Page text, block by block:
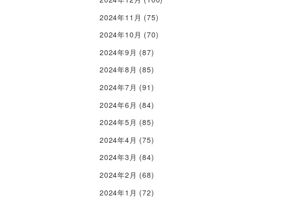
2024年11月 (75)
2024年10月 (70)
2024年9月 (87)
2024年8月 (85)
2024年7月 (91)
2024年6月 (84)
2024年5月 (85)
2024年4月 (75)
2024年3月 (84)
2024年2月 (68)
2024年1月 (72)